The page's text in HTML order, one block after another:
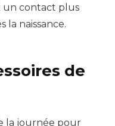
un contact plus
la naissance.
de
la journée pour